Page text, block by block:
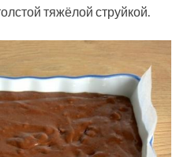
тяжёлой струйкой.